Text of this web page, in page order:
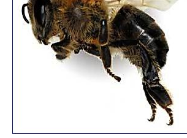
TÉMATA
NEJČTENĚJŠÍ ZA 7 DNÍ